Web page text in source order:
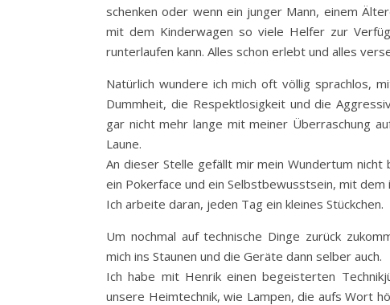
schenken oder wenn ein junger Mann, einem
mit dem Kinderwagen so viele Helfer zur
runterlaufen kann. Alles schon erlebt und alles
Natürlich wundere ich mich oft völlig sprachlos,
Dummheit, die Respektlosigkeit und die
gar nicht mehr lange mit meiner Überraschung
Laune.
An dieser Stelle gefällt mir mein Wundertum
ein Pokerface und ein Selbstbewusstsein, mit
Ich arbeite daran, jeden Tag ein kleines Stückchen.
Um nochmal auf technische Dinge zurück
mich ins Staunen und die Geräte dann selber auch.
Ich habe mit Henrik einen begeisterten
unsere Heimtechnik, wie Lampen, die aufs Wort